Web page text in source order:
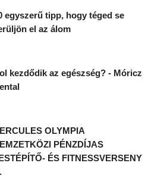
egyszerű tipp, hogy téged se
el az álom
kezdődik az egészség? - Móricz
OLYMPIA
PÉNZDÍJAS
ÉS FITNESSVERSENY